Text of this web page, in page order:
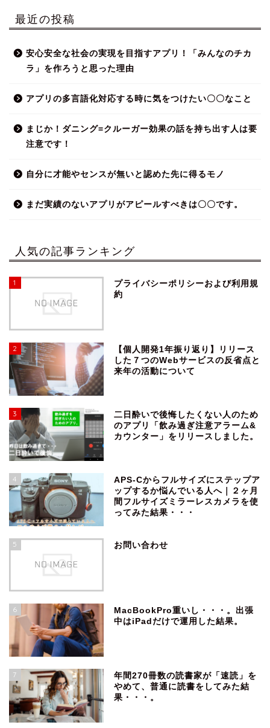
最近の投稿
安心安全な社会の実現を目指すアプリ！「みんなのチカ
ラ」を作ろうと思った理由
アプリの多言語化対応する時に気をつけたい〇〇なこと
まじか！ダニング=クルーガー効果の話を持ち出す人は要
注意です！
自分に才能やセンスが無いと認めた先に得るモノ
まだ実績のないアプリがアピールすべきは〇〇です。
人気の記事ランキング
1
プライバシーポリシーおよび利用規
約
2
【個人開発1年振り返り】リリース
した７つのWebサービスの反省点と
来年の活動について
3
二日酔いで後悔したくない人のため
のアプリ「飲み過ぎ注意アラーム&
カウンター」をリリースしました。
4
APS-Cからフルサイズにステップア
ップするか悩んでいる人へ｜２ヶ月
間フルサイズミラーレスカメラを使
ってみた結果・・・
5 お問い合わせ
6
MacBookPro重いし・・・。出張
中はiPadだけで運用した結果。
7
年間270冊数の読書家が「速読」を
やめて、普通に読書をしてみた結
果・・・。